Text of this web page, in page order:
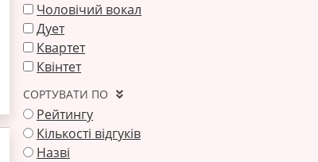
Чоловічий вокал
Дует
Квартет
Квінтет
СОРТУВАТИ ПО
Рейтингу
Кількості відгуків
Назві